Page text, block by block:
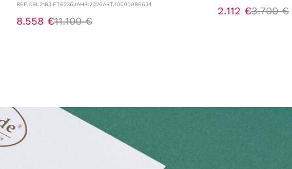
REF.CBL2183.FT6236JAHR:2026ART.10000086634
8.558 €11.100 €
2.112 €3.700 €